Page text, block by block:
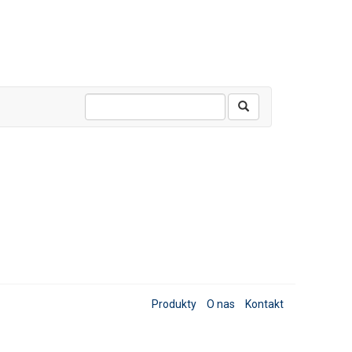
Produkty O nas Kontakt